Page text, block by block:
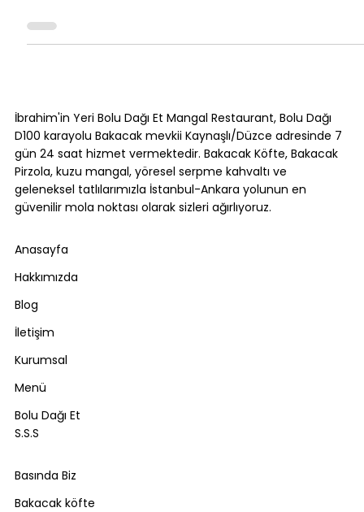
İbrahim'in Yeri Bolu Dağı Et Mangal Restaurant, Bolu Dağı
D100 karayolu Bakacak mevkii Kaynaşlı/Düzce adresinde 7
gün 24 saat hizmet vermektedir. Bakacak Köfte, Bakacak
Pirzola, kuzu mangal, yöresel serpme kahvaltı ve
geleneksel tatlılarımızla İstanbul-Ankara yolunun en
güvenilir mola noktası olarak sizleri ağırlıyoruz.
Anasayfa
Hakkımızda
Blog
İletişim
Kurumsal
Menü
Bolu Dağı Et
S.S.S
Basında Biz
Bakacak köfte